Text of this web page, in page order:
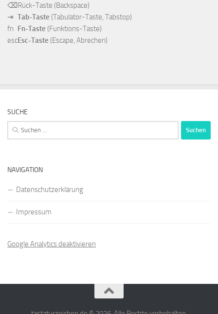
⌫Rück-Taste (Backspace)
⇥ Tab-Taste (Tabulator-Taste, Tabstop)
fn Fn-Taste (Funktions-Taste)
escEsc-Taste (Escape, Abrechen)
SUCHE
Suchen
nach:
NAVIGATION
Datenschutzerklärung
Impressum
Google Analytics deaktivieren